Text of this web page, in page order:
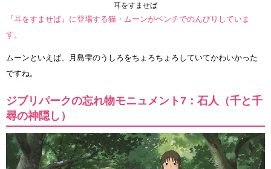
耳をすませば
『耳をすませば』に登場する猫・ムーンがベンチでのんびりしていま
す。
ムーンといえば、月島雫のうしろをちょろちょろしていてかわいかった
ですね。
ジブリパークの忘れ物モニュメント7：石人（千と千
尋の神隠し）